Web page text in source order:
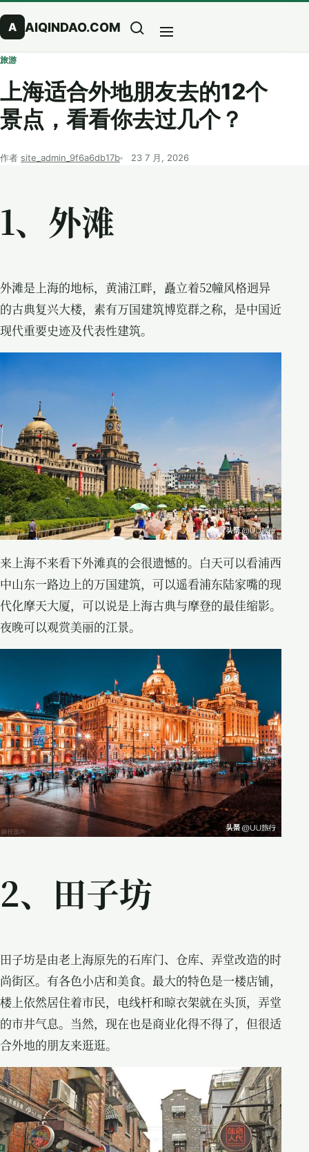
A
AIQINDAO.COM
搜索 菜单
旅游
上海适合外地朋友去的12个
景点，看看你去过几个？
作者 site_admin_9f6a6db17b 23 7 月, 2026
1、外滩
外滩是上海的地标，黄浦江畔，矗立着52幢风格迥异
的古典复兴大楼，素有万国建筑博览群之称，是中国近
现代重要史迹及代表性建筑。
来上海不来看下外滩真的会很遗憾的。白天可以看浦西
中山东一路边上的万国建筑，可以遥看浦东陆家嘴的现
代化摩天大厦，可以说是上海古典与摩登的最佳缩影。
夜晚可以观赏美丽的江景。
2、田子坊
田子坊是由老上海原先的石库门、仓库、弄堂改造的时
尚街区。有各色小店和美食。最大的特色是一楼店铺，
楼上依然居住着市民，电线杆和晾衣架就在头顶，弄堂
的市井气息。当然，现在也是商业化得不得了，但很适
合外地的朋友来逛逛。